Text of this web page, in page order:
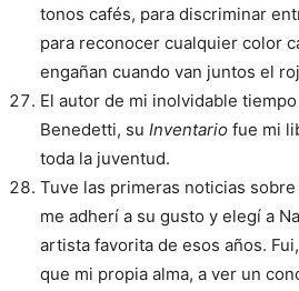
tonos cafés, para discriminar
para reconocer cualquier color
engañan cuando van juntos el
El autor de mi inolvidable
Benedetti, su Inventario fue mi
toda la juventud.
Tuve las primeras noticias
me adherí a su gusto y elegí a
artista favorita de esos años.
que mi propia alma, a ver un